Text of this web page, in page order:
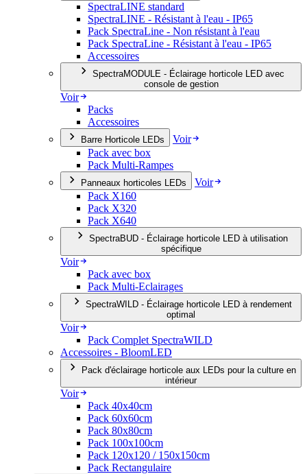
SpectraLINE standard
SpectraLINE - Résistant à l'eau - IP65
Pack SpectraLine - Non résistant à l'eau
Pack SpectraLine - Résistant à l'eau - IP65
Accessoires
console de gestion
Voir
Packs
Accessoires
Barre Horticole LEDs
Voir
Pack avec box
Pack Multi-Rampes
Panneaux horticoles LEDs
Voir
Pack X160
Pack X320
Pack X640
spécifique
Voir
Pack avec box
Pack Multi-Eclairages
optimal
Voir
Pack Complet SpectraWILD
Accessoires - BloomLED
intérieur
Voir
Pack 40x40cm
Pack 60x60cm
Pack 80x80cm
Pack 100x100cm
Pack 120x120 / 150x150cm
Pack Rectangulaire